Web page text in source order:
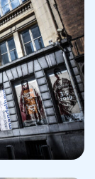
dans un
géantes
pré-